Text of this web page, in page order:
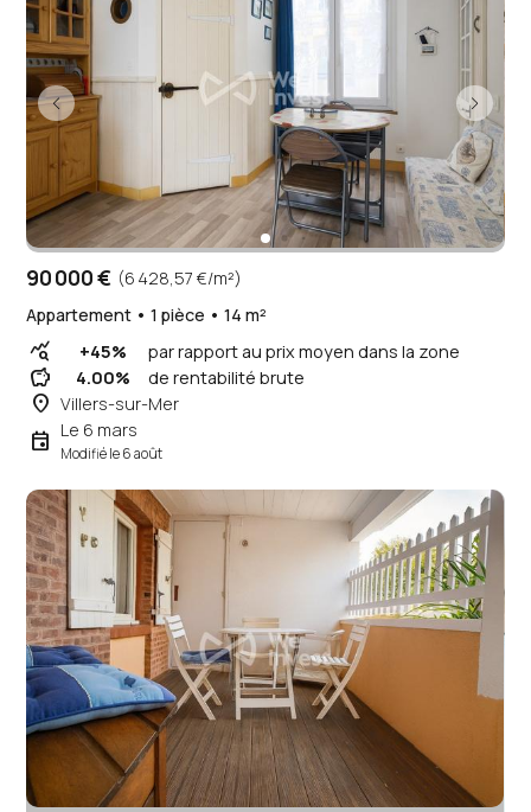
90 000 € (6 428,57 €/m²)
Appartement • 1 pièce • 14 m²
query_stats +45% par rapport au prix moyen dans la zone
savings 4.00% de rentabilité brute
place Villers-sur-Mer
event Le 6 mars
Modifié le 6 août